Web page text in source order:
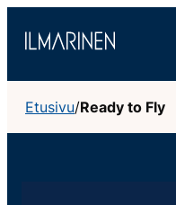
sisältöön
Etusivu/Ready to Fly